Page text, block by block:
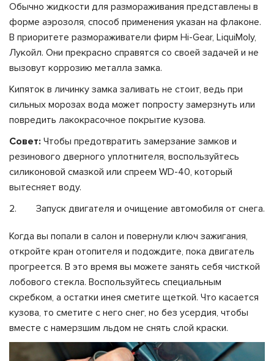
Обычно жидкости для размораживания представлены в
форме аэрозоля, способ применения указан на флаконе.
В приоритете размораживатели фирм Hi-Gear, LiquiMoly,
Лукойл. Они прекрасно справятся со своей задачей и не
вызовут коррозию металла замка.
Кипяток в личинку замка заливать не стоит, ведь при
сильных морозах вода может попросту замерзнуть или
повредить лакокрасочное покрытие кузова.
Совет: Чтобы предотвратить замерзание замков и
резинового дверного уплотнителя, воспользуйтесь
силиконовой смазкой или спреем WD-40, который
вытесняет воду.
Запуск двигателя и очищение автомобиля от снега.
Когда вы попали в салон и повернули ключ зажигания,
откройте кран отопителя и подождите, пока двигатель
прогреется. В это время вы можете занять себя чисткой
лобового стекла. Воспользуйтесь специальным
скребком, а остатки инея сметите щеткой. Что касается
кузова, то сметите с него снег, но без усердия, чтобы
вместе с намерзшим льдом не снять слой краски.